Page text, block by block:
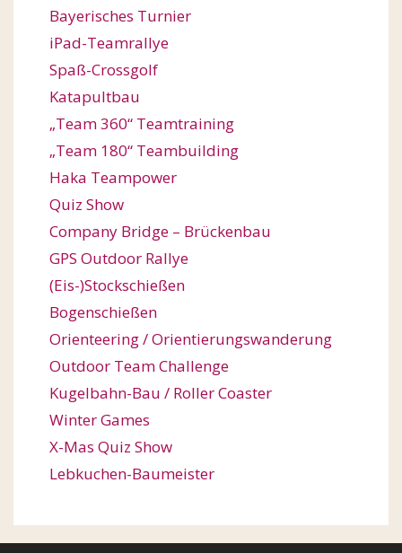
Bayerisches Turnier
iPad-Teamrallye
Spaß-Crossgolf
Katapultbau
„Team 360“ Teamtraining
„Team 180“ Teambuilding
Haka Teampower
Quiz Show
Company Bridge – Brückenbau
GPS Outdoor Rallye
(Eis-)Stockschießen
Bogenschießen
Orienteering / Orientierungswanderung
Outdoor Team Challenge
Kugelbahn-Bau / Roller Coaster
Winter Games
X-Mas Quiz Show
Lebkuchen-Baumeister